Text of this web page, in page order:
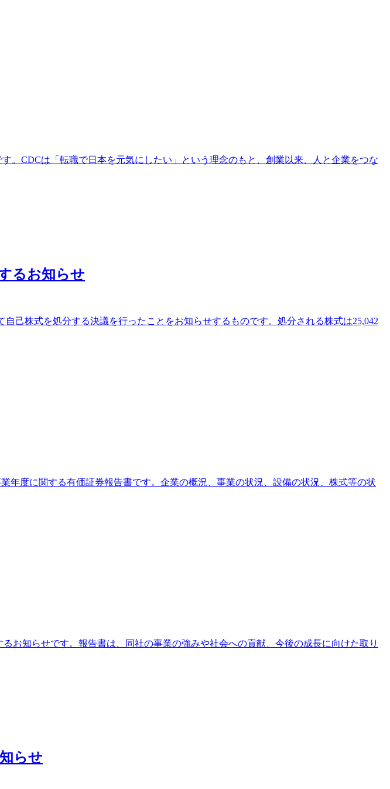
。CDCは「転職で日本を元気にしたい」という理念のもと、創業以来、人と企業をつな
るお知らせ
己株式を処分する決議を行ったことをお知らせするものです。処分される株式は25,042
年度に関する有価証券報告書です。企業の概況、事業の状況、設備の状況、株式等の状
お知らせです。報告書は、同社の事業の強みや社会への貢献、今後の成長に向けた取り
らせ